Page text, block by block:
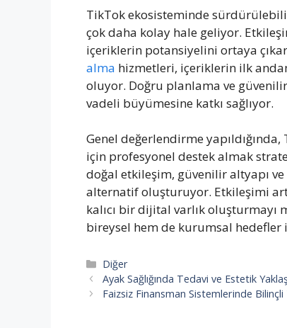
TikTok ekosisteminde
çok daha kolay hale geliyor.
içeriklerin potansiyelini ortaya
alma hizmetleri, içeriklerin ilk
oluyor. Doğru planlama ve
vadeli büyümesine katkı sağlıyor.
Genel değerlendirme
için profesyonel destek almak
doğal etkileşim, güvenilir altyapı
alternatif oluşturuyor. Etkileşimi
kalıcı bir dijital varlık oluşturmayı
bireysel hem de kurumsal
Kategoriler
Diğer
Ayak Sağlığında Tedavi ve Estetik
Faizsiz Finansman Sistemlerinde